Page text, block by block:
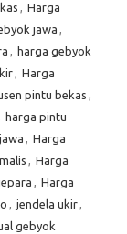
, Harga
jawa ,
, harga gebyok
, Harga
pintu bekas ,
harga pintu
, Harga
, Harga
, Harga
, jendela ukir,
gebyok